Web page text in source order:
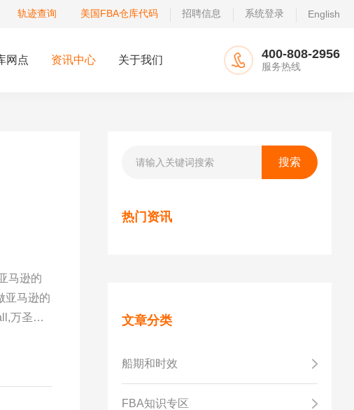
轨迹查询 美国FBA仓库代码 招聘信息 系统登录 English
网点 资讯中心 关于我们 400-808-2956
服务热线
马逊的
亚马逊的
万圣
近几年
热门资讯
文章分类
船期和时效
FBA知识专区